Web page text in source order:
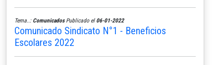
Tema..: ComunicadosPublicado el 06-01-2022
Comunicado Sindicato N°1 - Beneficios
Escolares 2022